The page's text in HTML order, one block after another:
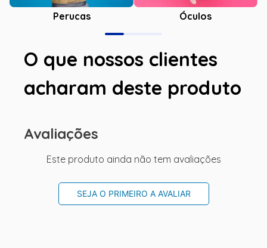
Perucas Óculos
O que nossos clientes
acharam deste produto
Avaliações
Este produto ainda não tem avaliações
SEJA O PRIMEIRO A AVALIAR